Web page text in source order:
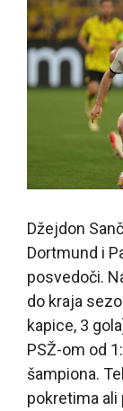
Džejdon
Dortmund i
posvedoči.
do kraja
kapice, 3
PSŽ-om od
šampiona.
pokretima